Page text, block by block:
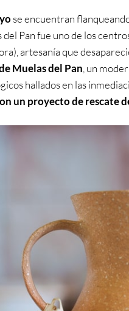
se encuentran
del Pan fue uno de los
artesanía que
Muelas del Pan, un
hallados en las
un proyecto de rescate